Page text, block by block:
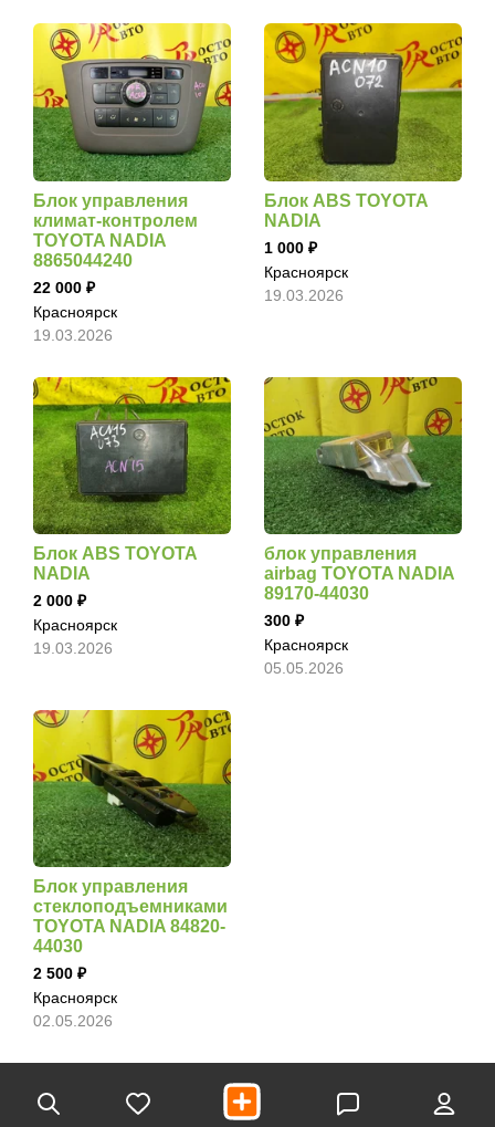
Блок управления
климат-контролем
TOYOTA NADIA
8865044240
22 000
Красноярск
19.03.2026
Блок ABS TOYOTA
NADIA
1 000
Красноярск
19.03.2026
Блок ABS TOYOTA
NADIA
2 000
Красноярск
19.03.2026
блок управления
airbag TOYOTA NADIA
89170-44030
300
Красноярск
05.05.2026
Блок управления
стеклоподъемниками
TOYOTA NADIA 84820-
44030
2 500
Красноярск
02.05.2026